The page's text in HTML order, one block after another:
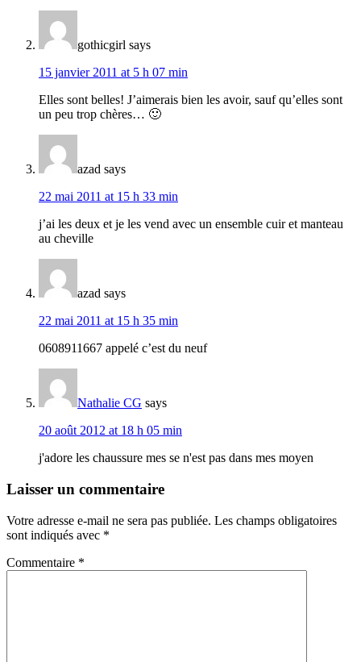
gothicgirl says
15 janvier 2011 at 5 h 07 min
Elles sont belles! J’aimerais bien les avoir, sauf qu’elles sont
un peu trop chères… 🙂
azad says
22 mai 2011 at 15 h 33 min
j’ai les deux et je les vend avec un ensemble cuir et manteau
au cheville
azad says
22 mai 2011 at 15 h 35 min
0608911667 appelé c’est du neuf
Nathalie CG says
20 août 2012 at 18 h 05 min
j'adore les chaussure mes se n'est pas dans mes moyen
Laisser un commentaire
Votre adresse e-mail ne sera pas publiée. Les champs obligatoires
sont indiqués avec *
Commentaire *